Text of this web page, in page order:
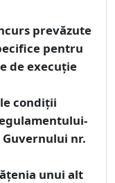
prevăzute
pentru
de execuţie
condiţii
nr.
unui alt